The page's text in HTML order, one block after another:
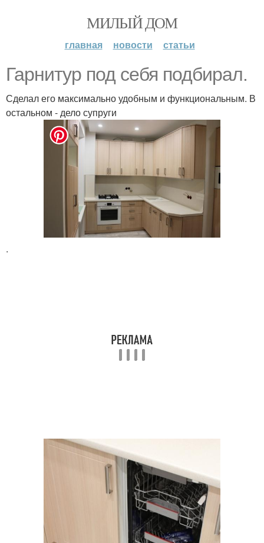
МИЛЫЙ ДОМ
главная новости статьи
Гарнитур под себя подбирал.
Сделал его максимально удобным и функциональным. В
остальном - дело супруги
.